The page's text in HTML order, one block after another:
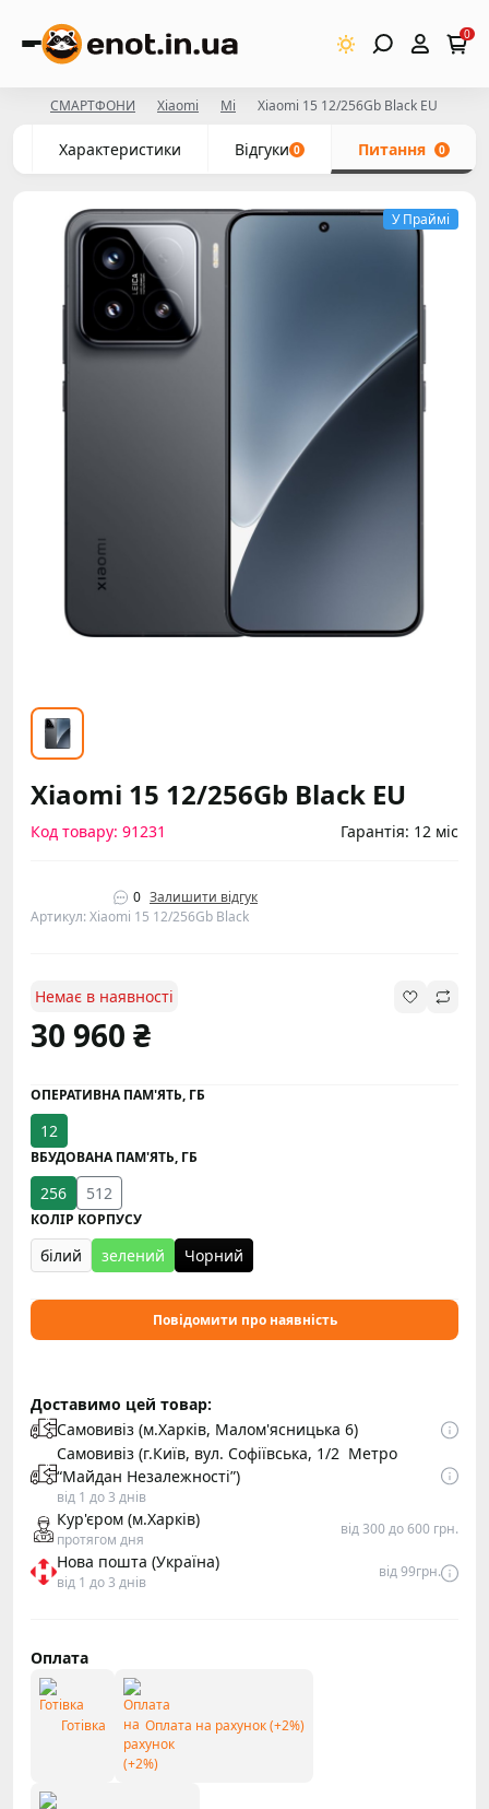
0
СМАРТФОНИ Xiaomi Mi Xiaomi 15 12/256Gb Black EU
Характеристики Відгуки 0 Питання 0
У Праймі
Xiaomi 15 12/256Gb Black EU
Код товару: 91231 Гарантія: 12 міс
0 Залишити відгук
Артикул: Xiaomi 15 12/256Gb Black
Немає в наявності
30 960 ₴
ОПЕРАТИВНА ПАМ'ЯТЬ, ГБ
12
ВБУДОВАНА ПАМ'ЯТЬ, ГБ
256 512
КОЛІР КОРПУСУ
білий зелений Чорний
Повідомити про наявність
Доставимо цей товар:
Самовивіз (м.Харків, Малом'ясницька 6)
Самовивіз (г.Київ, вул. Софіївська, 1/2 Метро
“Майдан Незалежності”)
від 1 до 3 днів
Кур'єром (м.Харків)
протягом дня
від 300 до 600 грн.
Нова пошта (Україна)
від 1 до 3 днів
від 99грн.
Оплата
Готівка Оплата на рахунок (+2%)